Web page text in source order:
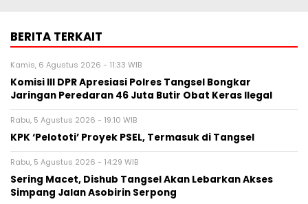
BERITA TERKAIT
Kamis, 6 Agustus 2026 - 11:33 WIB
Komisi III DPR Apresiasi Polres Tangsel Bongkar
Jaringan Peredaran 46 Juta Butir Obat Keras Ilegal
Rabu, 5 Agustus 2026 - 19:10 WIB
KPK ‘Pelototi’ Proyek PSEL, Termasuk di Tangsel
Rabu, 5 Agustus 2026 - 14:29 WIB
Sering Macet, Dishub Tangsel Akan Lebarkan Akses
Simpang Jalan Asobirin Serpong